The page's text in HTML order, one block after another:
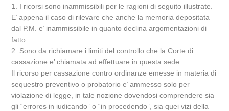
1. I ricorsi sono inammissibili per le ragioni di seguito illustrate.
E’ appena il caso di rilevare che anche la memoria depositata
dal P.M. e’ inammissibile in quanto declina argomentazioni di
fatto.
2. Sono da richiamare i limiti del controllo che la Corte di
cassazione e’ chiamata ad effettuare in questa sede.
Il ricorso per cassazione contro ordinanze emesse in materia di
sequestro preventivo o probatorio e’ ammesso solo per
violazione di legge, in tale nozione dovendosi comprendere sia
gli “errores in iudicando” o “in procedendo”, sia quei vizi della